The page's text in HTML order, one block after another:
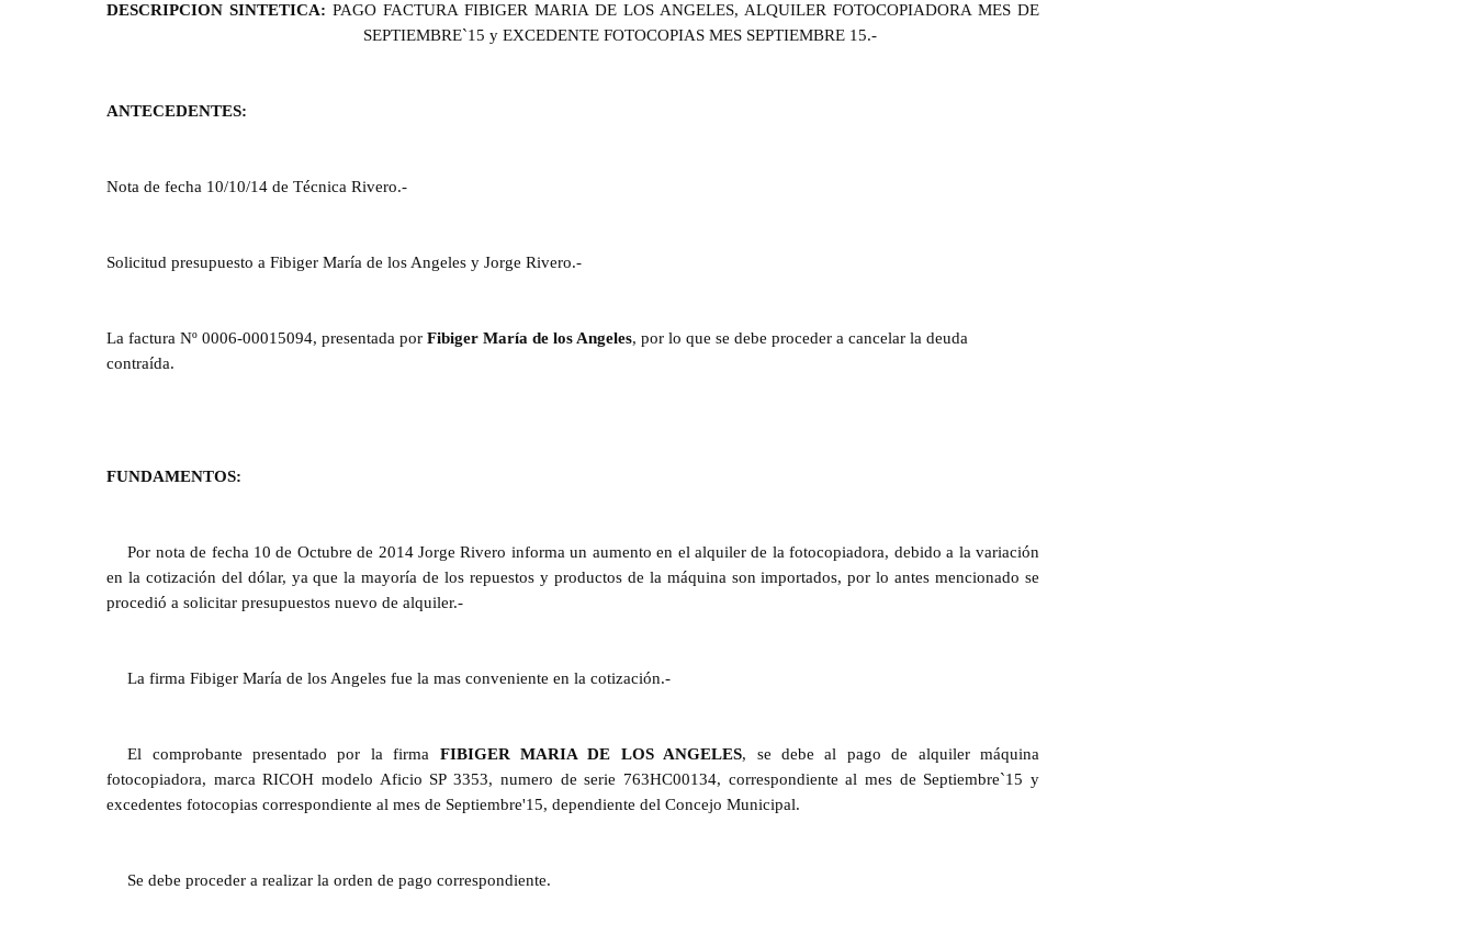
DESCRIPCION SINTETICA: PAGO FACTURA FIBIGER MARIA DE LOS ANGELES, ALQUILER FOTOCOPIADORA MES DE
SEPTIEMBRE`15 y EXCEDENTE FOTOCOPIAS MES SEPTIEMBRE 15.-
ANTECEDENTES:
Nota de fecha 10/10/14 de Técnica Rivero.-
Solicitud presupuesto a Fibiger María de los Angeles y Jorge Rivero.-
La factura Nº 0006-00015094, presentada por Fibiger María de los Angeles, por lo que se debe proceder a cancelar la deuda
contraída.
FUNDAMENTOS:
Por nota de fecha 10 de Octubre de 2014 Jorge Rivero informa un aumento en el alquiler de la fotocopiadora, debido a la variación
en la cotización del dólar, ya que la mayoría de los repuestos y productos de la máquina son importados, por lo antes mencionado se
procedió a solicitar presupuestos nuevo de alquiler.-
La firma Fibiger María de los Angeles fue la mas conveniente en la cotización.-
El comprobante presentado por la firma FIBIGER MARIA DE LOS ANGELES, se debe al pago de alquiler máquina
fotocopiadora, marca RICOH modelo Aficio SP 3353, numero de serie 763HC00134, correspondiente al mes de Septiembre`15 y
excedentes fotocopias correspondiente al mes de Septiembre'15, dependiente del Concejo Municipal.
Se debe proceder a realizar la orden de pago correspondiente.